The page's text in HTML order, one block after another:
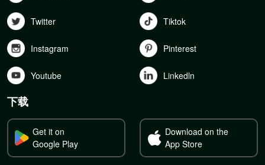
Twitter Tiktok
Instagram Pinterest
Youtube Linkedln
下载
Get it on
Google Play
Download on the
App Store